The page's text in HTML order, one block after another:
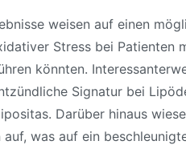
weisen auf einen
Stress bei Patienten
könnten.
Signatur bei
Darüber hinaus
auf, was auf ein